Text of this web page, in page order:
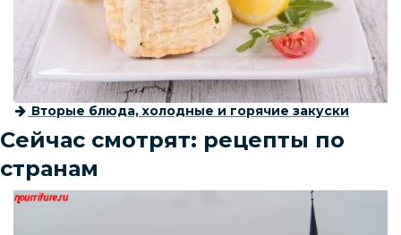
Вторые блюда, холодные и горячие закуски
Сейчас смотрят: рецепты по
странам